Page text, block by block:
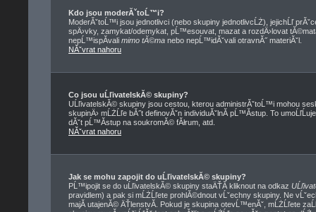
Kdo jsou moderĂˇtoĹ™i?
ModerĂˇtoĹ™i jsou jednotlivci (nebo skupiny jednotlivcĹŻ), jejichĹľ
spÄ›vky, zamykat/odemykat, pĹ™esouvat, mazat a rozdÄ›lovat
nepĹ™ispĂ­vali mimo tĂ©ma nebo nepĹ™idĂˇvali otravnĂ˝ materiĂˇl.
NĂˇvrat nahoru
Co jsou uĹľivatelskĂ© skupiny?
UĹľivatelskĂ© skupiny jsou cestou, kterou administrĂˇtoĹ™i mohou
skupinÄ› mĹŻĹľe bĂ˝t definovĂˇn individuĂˇlnĂ­ pĹ™Ă­stup. To
dĂˇt pĹ™Ă­stup na soukromĂ© fĂłrum, atd.
NĂˇvrat nahoru
Jak se mohu zapojit do uĹľivatelskĂ© skupiny?
PĹ™ipojit se do uĹľivatelskĂ© skupiny staÄŤĂ­ kliknout na odkaz
pravidlem) a pak si mĹŻĹľete prohlĂ©dnout vĹˇechny skupiny. Ne
majĂ­ utajenĂ© ÄŤlenstvĂ­. Pokud je skupina otevĹ™enĂˇ, mĹŻĹľete